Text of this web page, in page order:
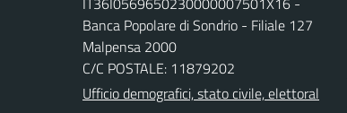
Banca Popolare di Sondrio - Filiale 127
Malpensa 2000
C/C POSTALE: 11879202
Ufficio demografici, stato civile, elettoral